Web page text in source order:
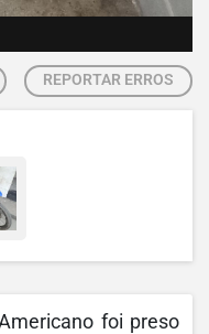
REPORTAR ERROS
foi preso